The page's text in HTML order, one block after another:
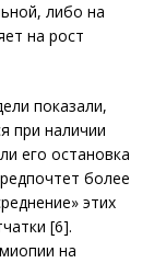
либо на
на рост
показали,
при наличии
его остановка
более
этих
[6].
на